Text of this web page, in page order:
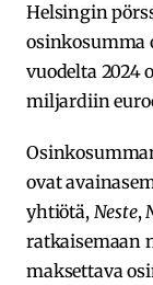
Helsingin
osinkosumma
vuodelta 2024
miljardiin
ovat
yhtiötä, Neste,
ratkaisemaan
maksettava